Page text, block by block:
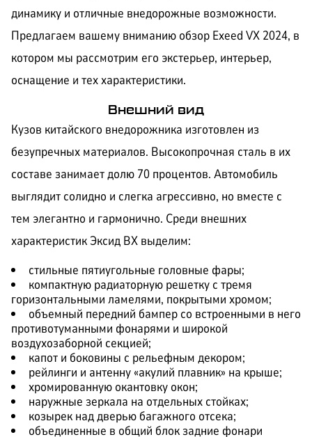
динамику и отличные внедорожные возможности.
Предлагаем вашему вниманию обзор Exeed VX 2024, в
котором мы рассмотрим его экстерьер, интерьер,
оснащение и тех характеристики.
Внешний вид
Кузов китайского внедорожника изготовлен из
безупречных материалов. Высокопрочная сталь в их
составе занимает долю 70 процентов. Автомобиль
выглядит солидно и слегка агрессивно, но вместе с
тем элегантно и гармонично. Среди внешних
характеристик Эксид ВХ выделим:
стильные пятиугольные головные фары;
компактную радиаторную решетку с тремя
горизонтальными ламелями, покрытыми хромом;
объемный передний бампер со встроенными в него
противотуманными фонарями и широкой
воздухозаборной секцией;
капот и боковины с рельефным декором;
рейлинги и антенну «акулий плавник» на крыше;
хромированную окантовку окон;
наружные зеркала на отдельных стойках;
козырек над дверью багажного отсека;
объединенные в общий блок задние фонари